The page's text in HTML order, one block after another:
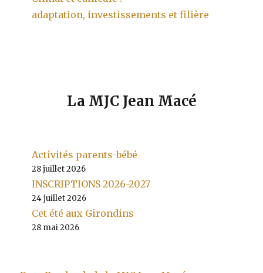
adaptation, investissements et filière
La MJC Jean Macé
Activités parents-bébé
28 juillet 2026
INSCRIPTIONS 2026-2027
24 juillet 2026
Cet été aux Girondins
28 mai 2026